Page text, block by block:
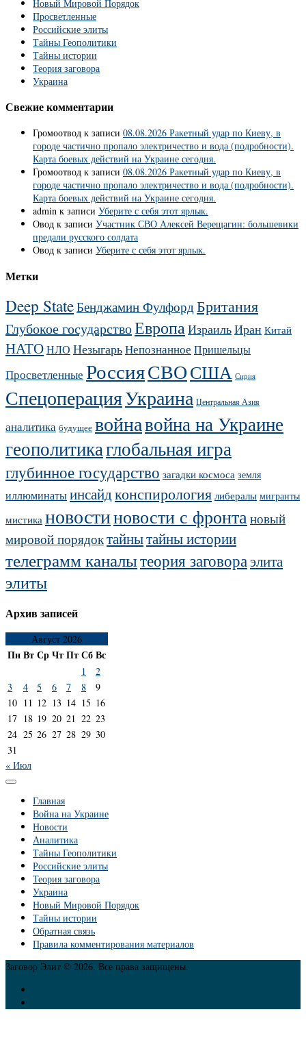
Новый Мировой Порядок
Просветленные
Российские элиты
Тайны Геополитики
Тайны истории
Теория заговора
Украина
Свежие комментарии
Громоотвод к записи 08.08.2026 Ракетный удар по Киеву, в
городе частично пропало электричество и вода (подробности).
Карта боевых действий на Украине сегодня.
Громоотвод к записи 08.08.2026 Ракетный удар по Киеву, в
городе частично пропало электричество и вода (подробности).
Карта боевых действий на Украине сегодня.
admin к записи Уберите с себя этот ярлык.
Овод к записи Участник СВО Алексей Верещагин: большевики
предали русского солдата
Овод к записи Уберите с себя этот ярлык.
Метки
Deep StateБенджамин ФулфордБритания
Глубокое государствоЕвропаИзраильИран Китай
НАТОНЛО НезыгарьНепознанное Пришельцы
Просветленные РоссияСВОСША Сирия
СпецоперацияУкраина Центральная Азия
аналитика будущее войнавойна на Украине
геополитикаглобальная игра
глубинное государство загадки космоса земля
иллюминатыинсайдконспирология либералы мигранты
мистика новостиновости с фронтановый
мировой порядоктайнытайны истории
телеграмм каналытеория заговораэлита
элиты
Архив записей
Август 2026
ПнВтСрЧтПтСбВс
1
2
3
4 5 6 7 8
9
10 11 12 13 14 15 16
17 18 19 20 21 22 23
24 25 26 27 28 29 30
31
« Июл
Главная
Война на Украине
Новости
Аналитика
Тайны Геополитики
Российские элиты
Теория заговора
Украина
Новый Мировой Порядок
Тайны истории
Обратная связь
Правила комментирования материалов
Заговор Элит © 2026. Все права защищены.